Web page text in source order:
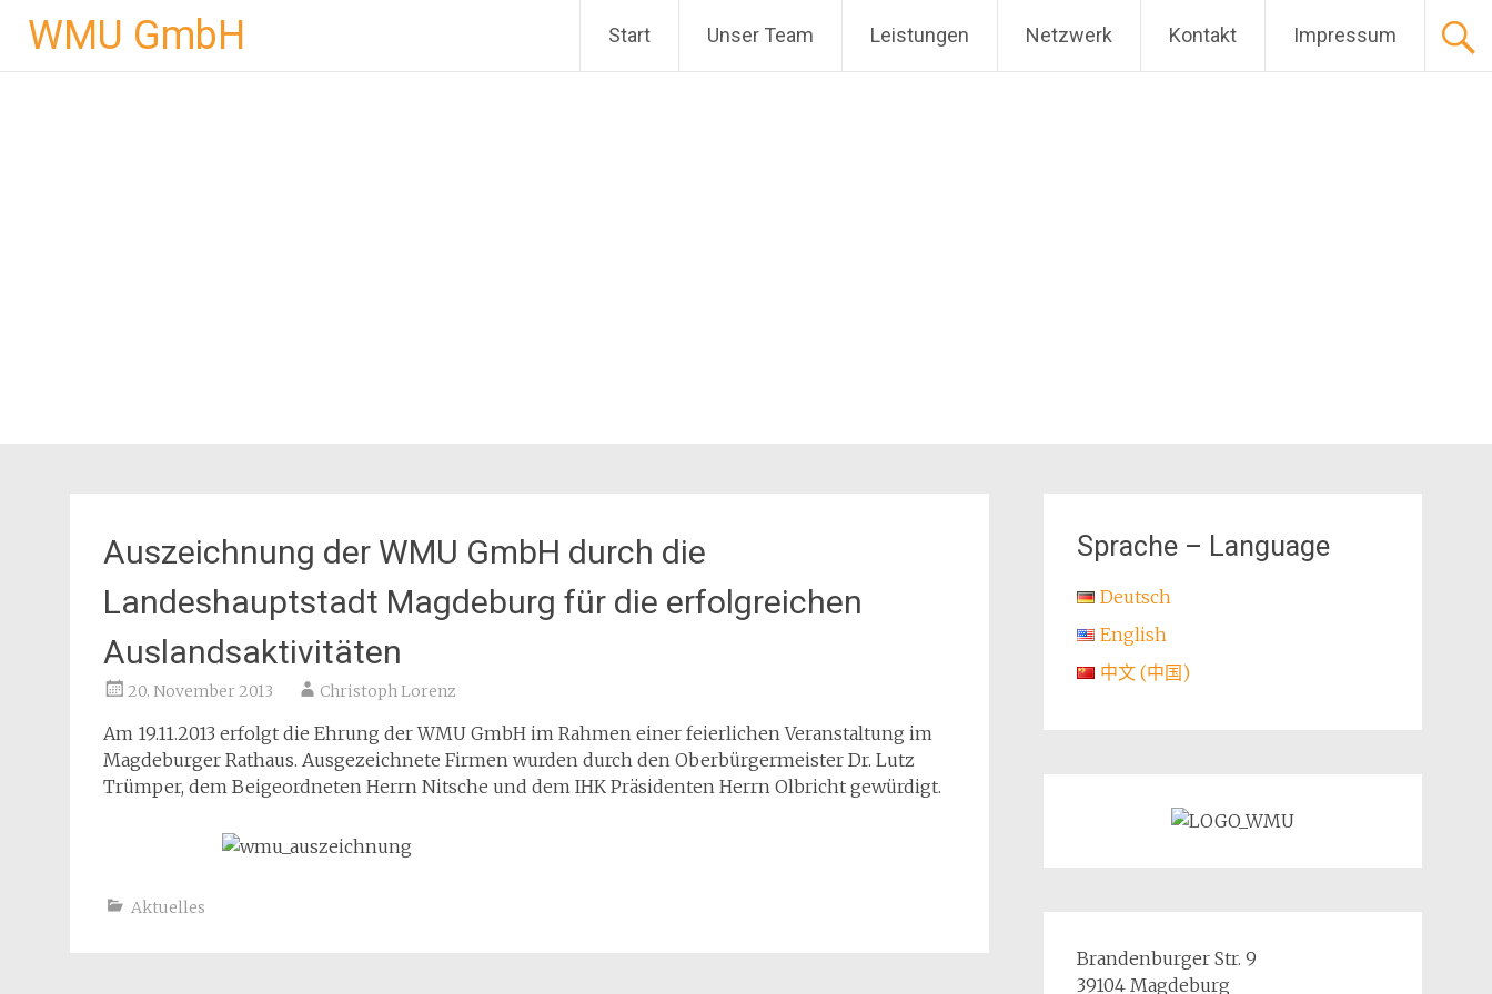
Inhalt
springen
WMU GmbH Start Unser Team Leistungen Netzwerk Kontakt Impressum
Auszeichnung der WMU GmbH durch die
Landeshauptstadt Magdeburg für die erfolgreichen
Auslandsaktivitäten
20. November 2013 Christoph Lorenz
Am 19.11.2013 erfolgt die Ehrung der WMU GmbH im Rahmen einer feierlichen Veranstaltung im
Magdeburger Rathaus. Ausgezeichnete Firmen wurden durch den Oberbürgermeister Dr. Lutz
Trümper, dem Beigeordneten Herrn Nitsche und dem IHK Präsidenten Herrn Olbricht gewürdigt.
Aktuelles
Sprache – Language
Deutsch
English
中文 (中国)
Brandenburger Str. 9
39104 Magdeburg